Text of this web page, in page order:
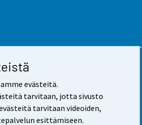
evästeitä.
tarvitaan, jotta sivusto
tarvitaan videoiden,
esittämiseen.